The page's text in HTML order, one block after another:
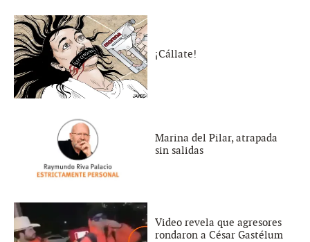
¡Cállate!
Marina del Pilar, atrapada
sin salidas
Video revela que agresores
rondaron a César Gastélum